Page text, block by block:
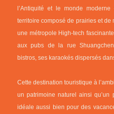
l’Antiquité et le monde
territoire composé de prairies et de
une métropole High-tech
aux pubs de la rue
bistros, ses karaokés dispersés
Cette destination touristique à
un patrimoine naturel ainsi
idéale aussi bien pour des